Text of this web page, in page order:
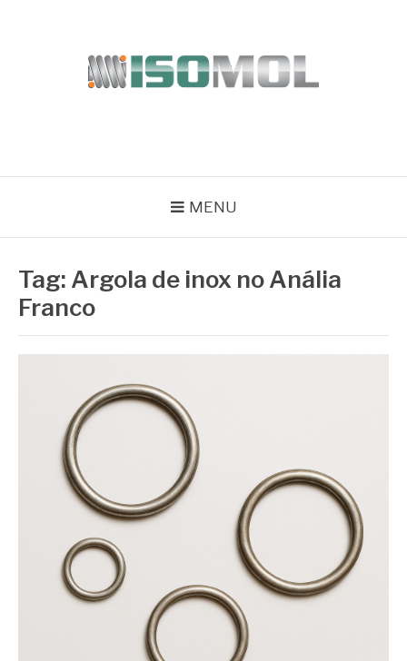
MENU
Tag: Argola de inox no Anália
Franco